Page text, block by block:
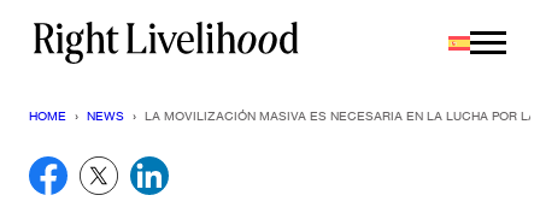
Saltar
HOME › NEWS › LA MOVILIZACIÓN MASIVA ES NECESARIA EN LA LUCHA POR